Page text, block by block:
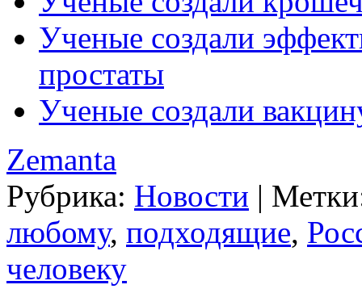
Ученые создали
простаты
Ученые создали
Zemanta
Рубрика: Новости |
любому, подходящие,
человеку